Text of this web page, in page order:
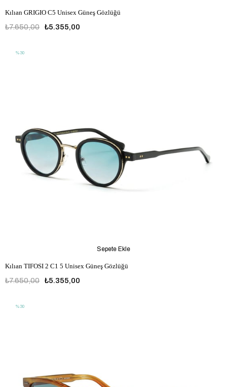
Kılıan GRIGIO C5 Unisex Güneş Gözlüğü
₺5.355,00
₺7.650,00
Kılıan TIFOSI 2 C1 5 Unisex Güneş Gözlüğü
₺5.355,00
₺7.650,00
Sepete Ekle
%30
%30